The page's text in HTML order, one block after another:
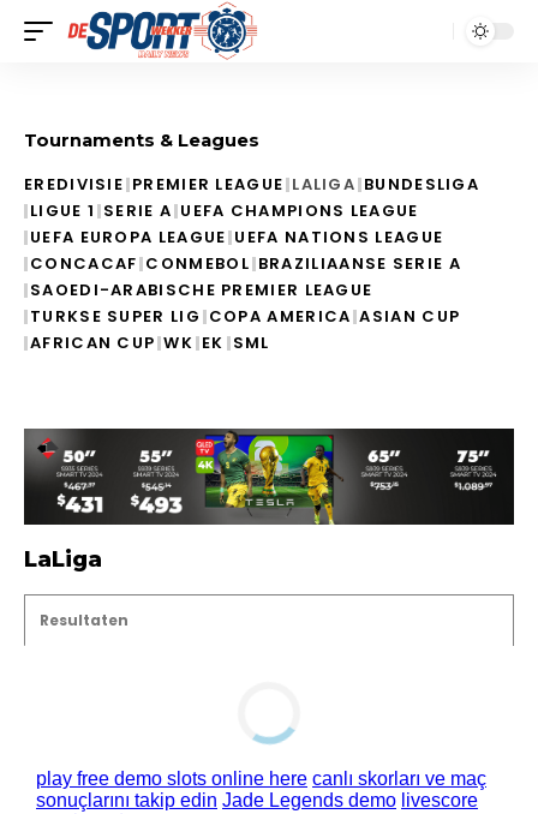
Tournaments & Leagues
EREDIVISIE PREMIER LEAGUE LALIGA BUNDESLIGA
LIGUE 1 SERIE A UEFA CHAMPIONS LEAGUE
UEFA EUROPA LEAGUE UEFA NATIONS LEAGUE
CONCACAF CONMEBOL BRAZILIAANSE SERIE A
SAOEDI-ARABISCHE PREMIER LEAGUE
TURKSE SUPER LIG COPA AMERICA ASIAN CUP
AFRICAN CUP WK EK SML
LaLiga
Resultaten